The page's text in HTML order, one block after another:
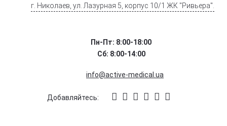
г. Николаев, ул. Лазурная 5, корпус 10/1 ЖК "Ривьера".
Пн-Пт: 8:00-18:00
Сб: 8:00-14:00
info@active-medical.ua
Добавляйтесь: